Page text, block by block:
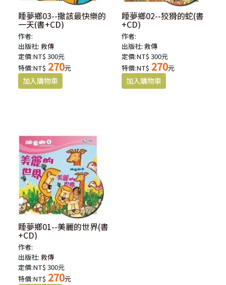
睡夢鄉03--撒該最快樂的
一天(書+CD)
作者:
出版社:救傳
定價:NT$ 300元
特價:NT$ 270元
睡夢鄉02--狡猾的蛇(書
+CD)
作者:
出版社:救傳
定價:NT$ 300元
特價:NT$ 270元
睡夢鄉01--美麗的世界(書
+CD)
作者:
出版社:救傳
定價:NT$ 300元
特價:NT$ 270元